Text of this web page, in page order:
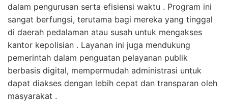
dalam pengurusan serta efisiensi waktu . Program ini
sangat berfungsi, terutama bagi mereka yang tinggal
di daerah pedalaman atau susah untuk mengakses
kantor kepolisian . Layanan ini juga mendukung
pemerintah dalam penguatan pelayanan publik
berbasis digital, mempermudah administrasi untuk
dapat diakses dengan lebih cepat dan transparan oleh
masyarakat .